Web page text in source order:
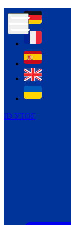
ID УТОГ
Контур